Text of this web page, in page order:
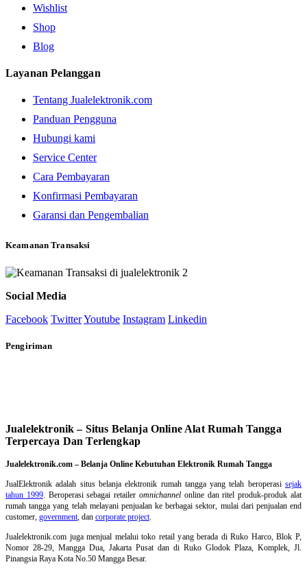
Wishlist
Shop
Blog
Layanan Pelanggan
Tentang Jualelektronik.com
Panduan Pengguna
Hubungi kami
Service Center
Cara Pembayaran
Konfirmasi Pembayaran
Garansi dan Pengembalian
Keamanan Transaksi
Social Media
Facebook TwitterYoutube Instagram Linkedin
Pengiriman
Jualelektronik – Situs Belanja Online Alat Rumah Tangga
Terpercaya Dan Terlengkap
Jualelektronik.com – Belanja Online Kebutuhan Elektronik Rumah Tangga
JualElektronik adalah situs belanja elektronik rumah tanggayang telah beroperasisejak
tahun 1999. Beroperasi sebagai retaileromnichannel online dan ritel produk-produk alat
rumah tangga yang telah melayani penjualan ke berbagai sektor, mulai dari penjualan end
customer, government, dan corporate project.
Jualelektronik.com juga menjual melalui toko retail yang berada di Ruko Harco, Blok P,
Nomor 28-29, Mangga Dua, Jakarta Pusat dan di Ruko Glodok Plaza, Komplek, Jl.
Pinangsia Raya Kota No.50 Mangga Besar.